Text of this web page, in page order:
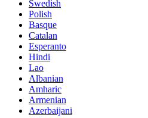
Swedish
Polish
Basque
Catalan
Esperanto
Hindi
Lao
Albanian
Amharic
Armenian
Azerbaijani